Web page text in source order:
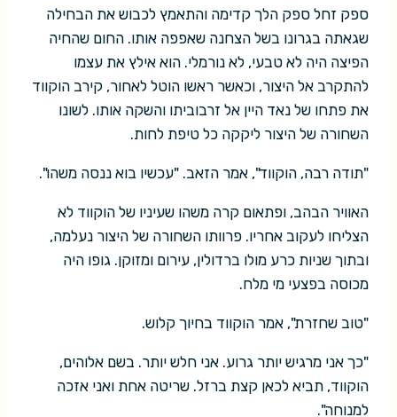
ספק זחל ספק הלך קדימה והתאמץ לכבוש את הבחילה
שגאתה בגרונו בשל הצחנה שאפפה אותו. החום שהחיה
הפיצה היה לא טבעי, לא נורמלי. הוא אילץ את עצמו
להתקרב אל היצור, וכאשר ראשו הוטל לאחור, קירב הוקווד
את פתחו של נאד היין אל זרבוביתו והשקה אותו. לשונו
השחורה של היצור ליקקה כל טיפת לחות.
"תודה רבה, הוקווד", אמר הזאב. "עכשיו בוא ננסה משהו".
האוויר הבהב, ופתאום קרה משהו שעיניו של הוקווד לא
הצליחו לעקוב אחריו. פרוותו השחורה של היצור נעלמה,
ובתוך שניות כרע מולו ברדולין, עירום ומזוקן. גופו היה
מכוסה בפצעי מי מלח.
"טוב שחזרת", אמר הוקווד בחיוך קלוש.
"כך אני מרגיש יותר גרוע. אני חלש יותר. בשם אלוהים,
הוקווד, תביא לכאן קצת ברזל. שריטה אחת ואני אזכה
למנוחה".